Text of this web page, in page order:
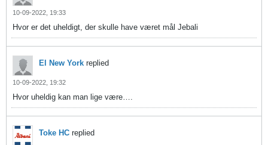
10-09-2022, 19:33
Hvor er det uheldigt, der skulle have været mål Jebali
El New York replied
10-09-2022, 19:32
Hvor uheldig kan man lige være….
Toke HC replied